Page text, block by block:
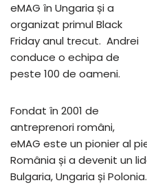
eMAG în Ungaria și a
organizat primul Black
Friday anul trecut. Andrei
conduce o echipa de
peste 100 de oameni.
Fondat în 2001 de
antreprenori români,
eMAG este un pionier al
România și a devenit un
Bulgaria, Ungaria și